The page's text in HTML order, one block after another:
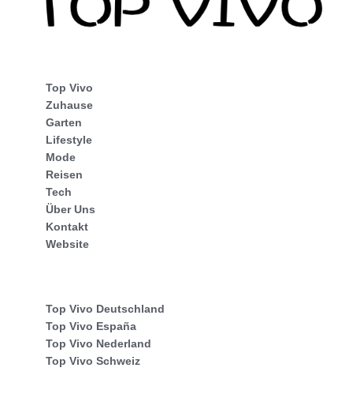
Top Vivo
Zuhause
Garten
Lifestyle
Mode
Reisen
Tech
Über Uns
Kontakt
Website
Top Vivo Deutschland
Top Vivo España
Top Vivo Nederland
Top Vivo Schweiz